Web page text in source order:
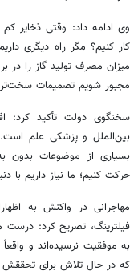
وی ادامه داد: وقتی ذخایر
میزان مصرف تولید گاز را در
مجبور شویم تصمیمات سخت‌تر
سخنگوی دولت تأکید کرد:
بین‌الملل و پزشکی علم است.
بسیاری از موضوعات بدون
حرکت کنیم؛ ما نیاز داریم با
مهاجرانی در واکنش به
فیلترینگ، تصریح کرد: درست
به موفقیت نرسیده‌اند و
که در حال تلاش برای تحققش